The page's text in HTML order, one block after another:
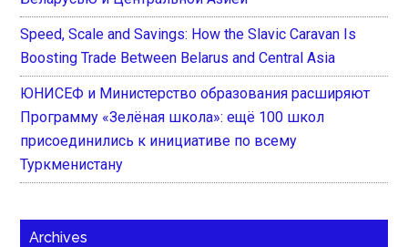
Speed, Scale and Savings: How the Slavic Caravan Is
Boosting Trade Between Belarus and Central Asia
ЮНИСЕФ и Министерство образования расширяют
Программу «Зелёная школа»: ещё 100 школ
присоединились к инициативе по всему
Туркменистану
Archives